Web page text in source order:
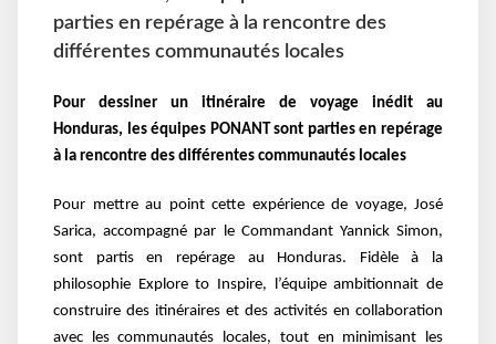
parties en repérage à la rencontre des
différentes communautés locales
Pour dessiner un itinéraire de voyage inédit au
Honduras, les équipes PONANT sont parties en repérage
à la rencontre des différentes communautés locales
Pour mettre au point cette expérience de voyage, José
Sarica, accompagné par le Commandant Yannick Simon,
sont partis en repérage au Honduras. Fidèle à la
philosophie Explore to Inspire, l’équipe ambitionnait de
construire des itinéraires et des activités en collaboration
avec les communautés locales, tout en minimisant les